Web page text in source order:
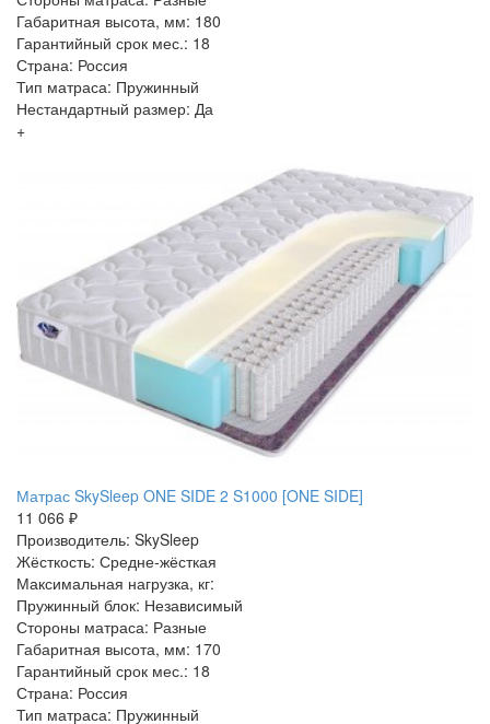
Габаритная высота, мм: 180
Гарантийный срок мес.: 18
Страна: Россия
Тип матраса: Пружинный
Нестандартный размер: Да
+
Матрас SkySleep ONE SIDE 2 S1000 [ONE SIDE]
11 066 ₽
Производитель: SkySleep
Жёсткость: Средне-жёсткая
Максимальная нагрузка, кг:
Пружинный блок: Независимый
Стороны матраса: Разные
Габаритная высота, мм: 170
Гарантийный срок мес.: 18
Страна: Россия
Тип матраса: Пружинный